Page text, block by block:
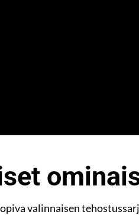
valinnaisen